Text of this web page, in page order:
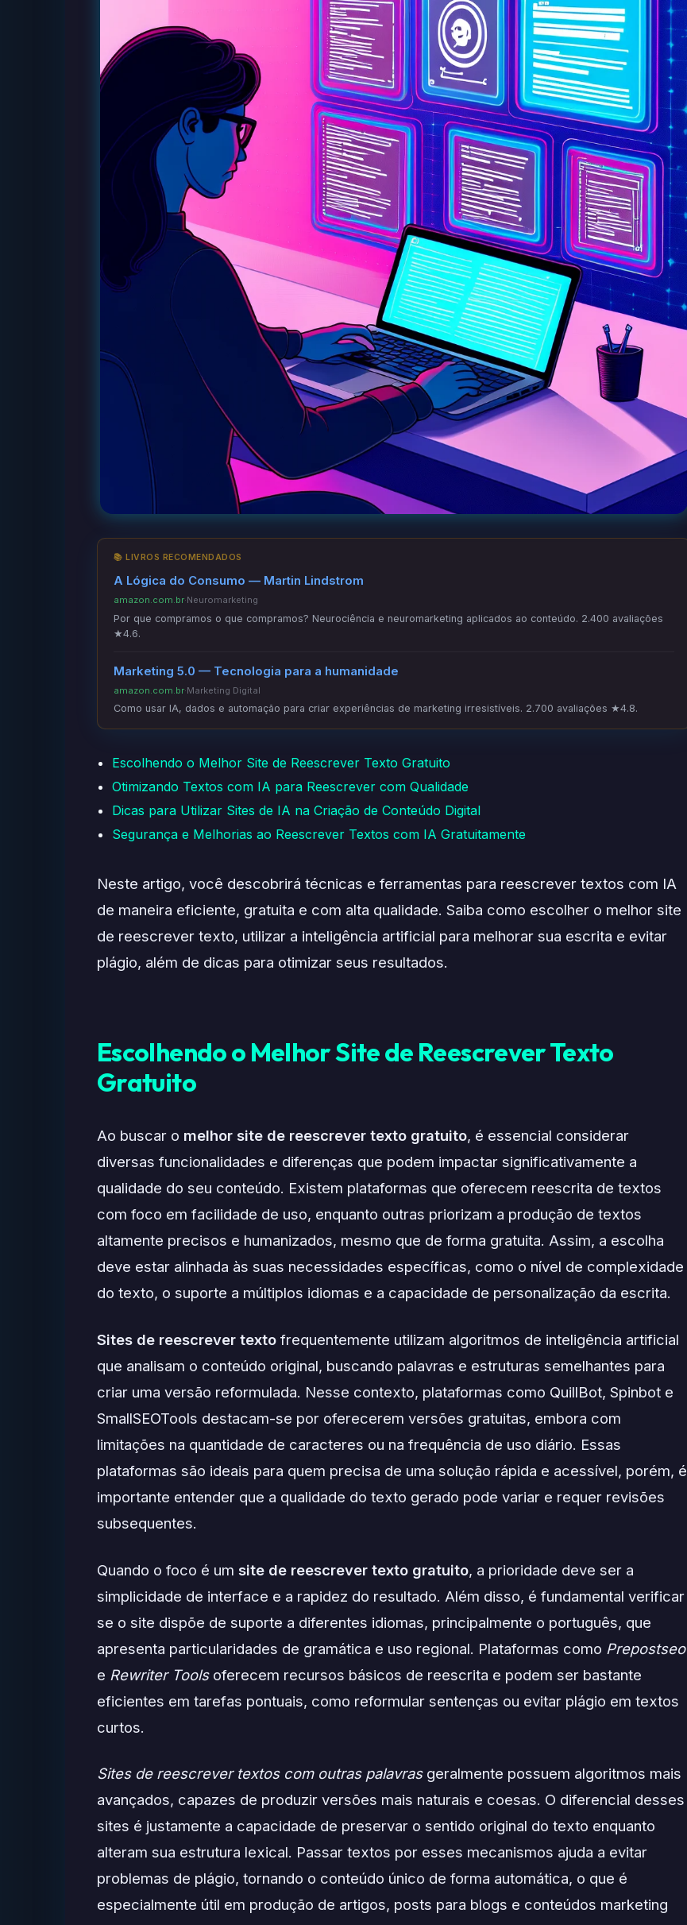
📚 LIVROS RECOMENDADOS
A Lógica do Consumo — Martin Lindstrom
amazon.com.br·Neuromarketing
Por que compramos o que compramos? Neurociência e neuromarketing aplicados ao conteúdo. 2.400 avaliações
★4.6.
Marketing 5.0 — Tecnologia para a humanidade
amazon.com.br·Marketing Digital
Como usar IA, dados e automação para criar experiências de marketing irresistíveis. 2.700 avaliações ★4.8.
Escolhendo o Melhor Site de Reescrever Texto Gratuito
Otimizando Textos com IA para Reescrever com Qualidade
Dicas para Utilizar Sites de IA na Criação de Conteúdo Digital
Segurança e Melhorias ao Reescrever Textos com IA Gratuitamente
Neste artigo, você descobrirá técnicas e ferramentas para reescrever textos com IA
de maneira eficiente, gratuita e com alta qualidade. Saiba como escolher o melhor site
de reescrever texto, utilizar a inteligência artificial para melhorar sua escrita e evitar
plágio, além de dicas para otimizar seus resultados.
Escolhendo o Melhor Site de Reescrever Texto
Gratuito
Ao buscar o melhor site de reescrever texto gratuito, é essencial considerar
diversas funcionalidades e diferenças que podem impactar significativamente a
qualidade do seu conteúdo. Existem plataformas que oferecem reescrita de textos
com foco em facilidade de uso, enquanto outras priorizam a produção de textos
altamente precisos e humanizados, mesmo que de forma gratuita. Assim, a escolha
deve estar alinhada às suas necessidades específicas, como o nível de complexidade
do texto, o suporte a múltiplos idiomas e a capacidade de personalização da escrita.
Sites de reescrever texto frequentemente utilizam algoritmos de inteligência artificial
que analisam o conteúdo original, buscando palavras e estruturas semelhantes para
criar uma versão reformulada. Nesse contexto, plataformas como QuillBot, Spinbot e
SmallSEOTools destacam-se por oferecerem versões gratuitas, embora com
limitações na quantidade de caracteres ou na frequência de uso diário. Essas
plataformas são ideais para quem precisa de uma solução rápida e acessível, porém, é
importante entender que a qualidade do texto gerado pode variar e requer revisões
subsequentes.
Quando o foco é um site de reescrever texto gratuito, a prioridade deve ser a
simplicidade de interface e a rapidez do resultado. Além disso, é fundamental verificar
se o site dispõe de suporte a diferentes idiomas, principalmente o português, que
apresenta particularidades de gramática e uso regional. Plataformas como Prepostseo
e Rewriter Toolsoferecem recursos básicos de reescrita e podem ser bastante
eficientes em tarefas pontuais, como reformular sentenças ou evitar plágio em textos
curtos.
Sites de reescrever textos com outras palavrasgeralmente possuem algoritmos mais
avançados, capazes de produzir versões mais naturais e coesas. O diferencial desses
sites é justamente a capacidade de preservar o sentido original do texto enquanto
alteram sua estrutura lexical. Passar textos por esses mecanismos ajuda a evitar
problemas de plágio, tornando o conteúdo único de forma automática, o que é
especialmente útil em produção de artigos, posts para blogs e conteúdos marketing